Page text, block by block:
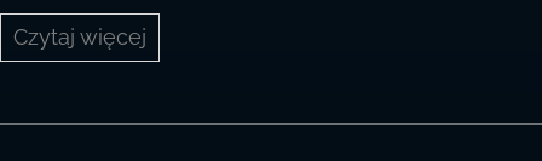
Blankiety
–
wsparcia!
Czytaj więcej